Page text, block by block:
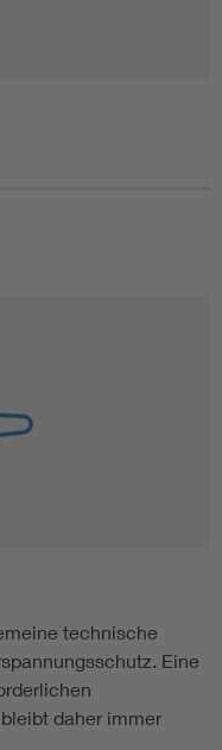
technische
Eine
daher immer